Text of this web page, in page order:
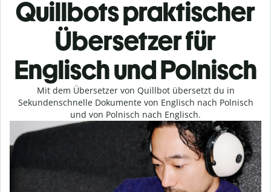
Quillbots praktischer
Übersetzer für
Englisch und Polnisch
Mit dem Übersetzer von Quillbot übersetzt du in
Sekundenschnelle Dokumente von Englisch nach Polnisch
und von Polnisch nach Englisch.